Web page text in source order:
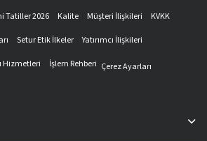
Tatiller 2026 Kalite Müşteri İlişkileri
KVKK
Setur Etik İlkeler
Yatırımcı İlişkileri
Hizmetleri
İşlem Rehberi Çerez Ayarları